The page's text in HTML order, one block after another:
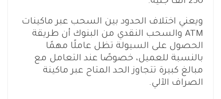
ويعني اختلاف الحدود بين السحب عبر ماكينات
ATM والسحب النقدي من البنوك أن طريقة
الحصول على السيولة تظل عاملًا مهمًا
بالنسبة للعميل، خصوصًا عند التعامل مع
مبالغ كبيرة تتجاوز الحد المتاح عبر ماكينة
الصراف الآلي.